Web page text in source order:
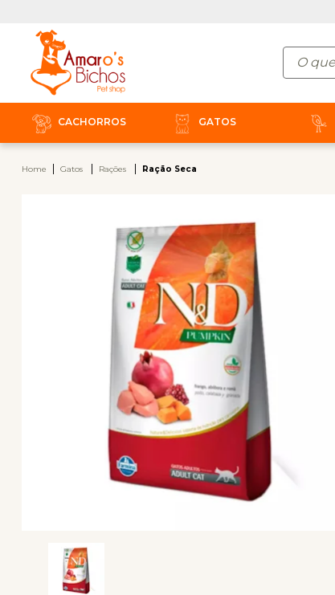
CACHORROS GATOS
Home Gatos Rações Ração Seca